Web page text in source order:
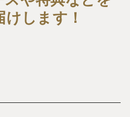
します！